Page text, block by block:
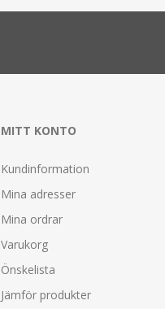
MITT KONTO
Kundinformation
Mina adresser
Mina ordrar
Varukorg
Önskelista
Jämför produkter